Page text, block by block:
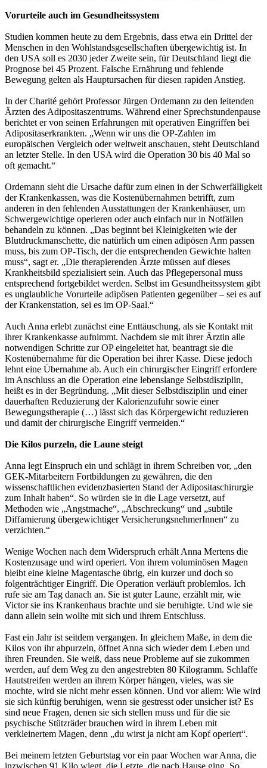
Vorurteile auch im Gesundheitssystem
Studien kommen heute zu dem Ergebnis, dass etwa ein Drittel der
Menschen in den Wohlstandsgesellschaften übergewichtig ist. In
den USA soll es 2030 jeder Zweite sein, für Deutschland liegt die
Prognose bei 45 Prozent. Falsche Ernährung und fehlende
Bewegung gelten als Hauptursachen für diesen rapiden Anstieg.
In der Charité gehört Professor Jürgen Ordemann zu den leitenden
Ärzten des Adipositaszentrums. Während einer Sprechstundenpause
berichtet er von seinen Erfahrungen mit operativen Eingriffen bei
Adipositaserkrankten. „Wenn wir uns die OP-Zahlen im
europäischen Vergleich oder weltweit anschauen, steht Deutschland
an letzter Stelle. In den USA wird die Operation 30 bis 40 Mal so
oft gemacht.“
Ordemann sieht die Ursache dafür zum einen in der Schwerfälligkeit
der Krankenkassen, was die Kostenübernahmen betrifft, zum
anderen in den fehlenden Ausstattungen der Krankenhäuser, um
Schwergewichtige operieren oder auch einfach nur in Notfällen
behandeln zu können. „Das beginnt bei Kleinigkeiten wie der
Blutdruckmanschette, die natürlich um einen adipösen Arm passen
muss, bis zum OP-Tisch, der die entsprechenden Gewichte halten
muss“, sagt er. „Die therapierenden Ärzte müssen auf dieses
Krankheitsbild spezialisiert sein. Auch das Pflegepersonal muss
entsprechend fortgebildet werden. Selbst im Gesundheitssystem gibt
es unglaubliche Vorurteile adipösen Patienten gegenüber – sei es auf
der Krankenstation, sei es im OP-Saal.“
Auch Anna erlebt zunächst eine Enttäuschung, als sie Kontakt mit
ihrer Krankenkasse aufnimmt. Nachdem sie mit ihrer Ärztin alle
notwendigen Schritte zur OP eingeleitet hat, beantragt sie die
Kostenübernahme für die Operation bei ihrer Kasse. Diese jedoch
lehnt eine Übernahme ab. Auch ein chirurgischer Eingriff erfordere
im Anschluss an die Operation eine lebenslange Selbstdisziplin,
heißt es in der Begründung. „Mit dieser Selbstdisziplin und einer
dauerhaften Reduzierung der Kalorienzufuhr sowie einer
Bewegungstherapie (…) lässt sich das Körpergewicht reduzieren
und damit der chirurgische Eingriff vermeiden.“
Die Kilos purzeln, die Laune steigt
Anna legt Einspruch ein und schlägt in ihrem Schreiben vor, „den
GEK-Mitarbeitern Fortbildungen zu gewähren, die den
wissenschaftlichen evidenzbasierten Stand der Adipositaschirurgie
zum Inhalt haben“. So würden sie in die Lage versetzt, auf
Methoden wie „Angstmache“, „Abschreckung“ und „subtile
Diffamierung übergewichtiger VersicherungsnehmerInnen“ zu
verzichten.“
Wenige Wochen nach dem Widerspruch erhält Anna Mertens die
Kostenzusage und wird operiert. Von ihrem voluminösen Magen
bleibt eine kleine Magentasche übrig, ein kurzer und doch so
folgenträchtiger Eingriff. Die Operation verläuft problemlos. Ich
rufe sie am Tag danach an. Sie ist guter Laune, erzählt mir, wie
Victor sie ins Krankenhaus brachte und sie beruhigte. Und wie sie
dann allein sein wollte mit sich und ihrem Entschluss.
Fast ein Jahr ist seitdem vergangen. In gleichem Maße, in dem die
Kilos von ihr abpurzeln, öffnet Anna sich wieder dem Leben und
ihren Freunden. Sie weiß, dass neue Probleme auf sie zukommen
werden, auf dem Weg zu den angestrebten 80 Kilogramm. Schlaffe
Hautstreifen werden an ihrem Körper hängen, vieles, was sie
mochte, wird sie nicht mehr essen können. Und vor allem: Wie wird
sie sich künftig beruhigen, wenn sie gestresst oder unsicher ist? Es
sind neue Fragen, denen sie sich stellen muss und für die sie
psychische Stützräder brauchen wird in ihrem Leben mit
verkleinertem Magen, denn „du wirst ja nicht am Kopf operiert“.
Bei meinem letzten Geburtstag vor ein paar Wochen war Anna, die